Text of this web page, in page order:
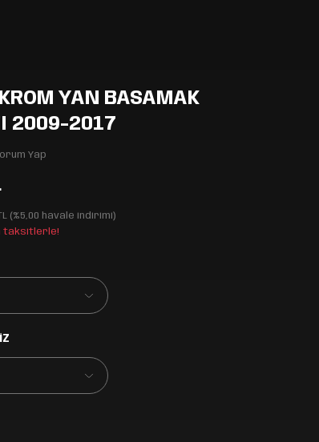
YAN BASAMAK
2009-2017
Yap
(%5,00 havale indirimi)
taksitlerle!